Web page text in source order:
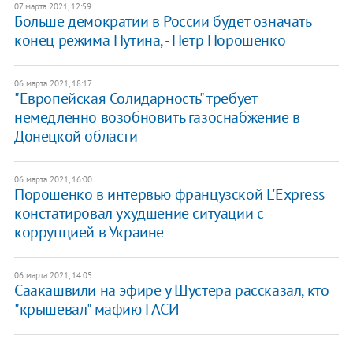
07 марта 2021, 12:59
Больше демократии в России будет означать
конец режима Путина, - Петр Порошенко
06 марта 2021, 18:17
"Европейская Солидарность" требует
немедленно возобновить газоснабжение в
Донецкой области
06 марта 2021, 16:00
Порошенко в интервью французской L'Express
констатировал ухудшение ситуации с
коррупцией в Украине
06 марта 2021, 14:05
Саакашвили на эфире у Шустера рассказал, кто
"крышевал" мафию ГАСИ